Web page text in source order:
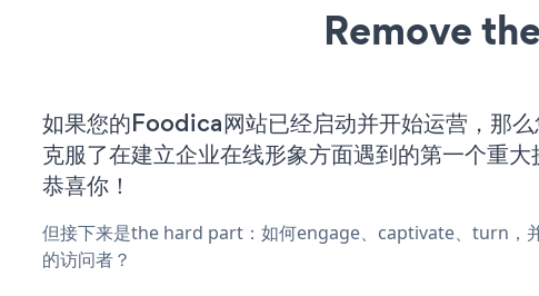
Remove
如果您的Foodica网站已经启动并开始运营，那
克服了在建立企业在线形象方面遇到的第一个重大
恭喜你！
但接下来是the hard part：如何engage、captivate、turn，
的访问者？